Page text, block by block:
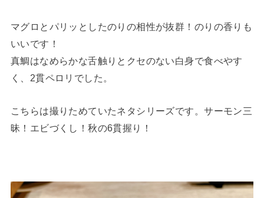
マグロとパリッとしたのりの相性が抜群！のりの香りも
いいです！
真鯛はなめらかな舌触りとクセのない白身で食べやす
く、2貫ペロリでした。
こちらは撮りためていたネタシリーズです。サーモン三
昧！エビづくし！秋の6貫握り！